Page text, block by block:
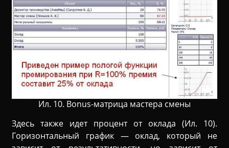
Ил. 10. Bonus-матрица мастера смены
Здесь также идет процент от оклада (Ил. 10).
Горизонтальный график — оклад, который не